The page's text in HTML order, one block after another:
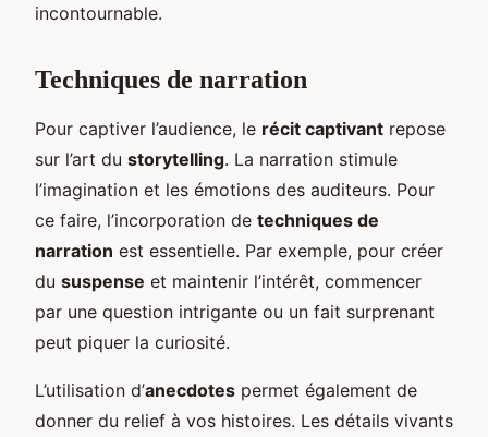
incontournable.
Techniques de narration
Pour captiver l’audience, le récit captivant repose
sur l’art du storytelling. La narration stimule
l’imagination et les émotions des auditeurs. Pour
ce faire, l’incorporation de techniques de
narration est essentielle. Par exemple, pour créer
du suspense et maintenir l’intérêt, commencer
par une question intrigante ou un fait surprenant
peut piquer la curiosité.
L’utilisation d’anecdotes permet également de
donner du relief à vos histoires. Les détails vivants